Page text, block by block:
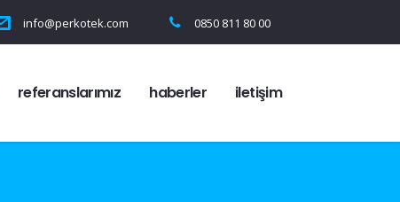
info@perkotek.com 0850 811 80 00
referanslarımız haberler i̇letişim